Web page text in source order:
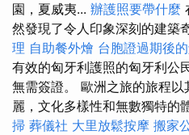
園，夏威夷... 辦護照要帶什麼
然發現了令人印象深刻的建築
理 自助餐外燴 台胞證過期後
有效的匈牙利護照的匈牙利公
無需簽證。 歐洲之旅的旅程
麗，文化多樣性和無數獨特的
掃 葬儀社 大里放鬆按摩 搬家